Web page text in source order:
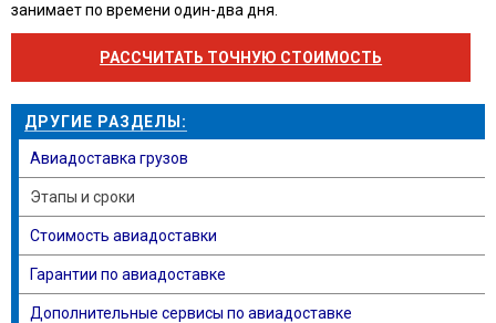
занимает по времени один-два дня.
РАССЧИТАТЬ ТОЧНУЮ СТОИМОСТЬ
ДРУГИЕ РАЗДЕЛЫ:
Авиадоставка грузов
Этапы и сроки
Стоимость авиадоставки
Гарантии по авиадоставке
Дополнительные сервисы по авиадоставке